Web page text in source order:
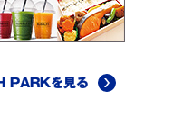
を見る